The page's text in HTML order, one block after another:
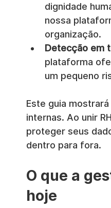
dignidade
nossa
organização.
Detecção em
plataforma
um pequeno
Este guia
internas. Ao unir
proteger seus
dentro para fora.
O que a
hoje